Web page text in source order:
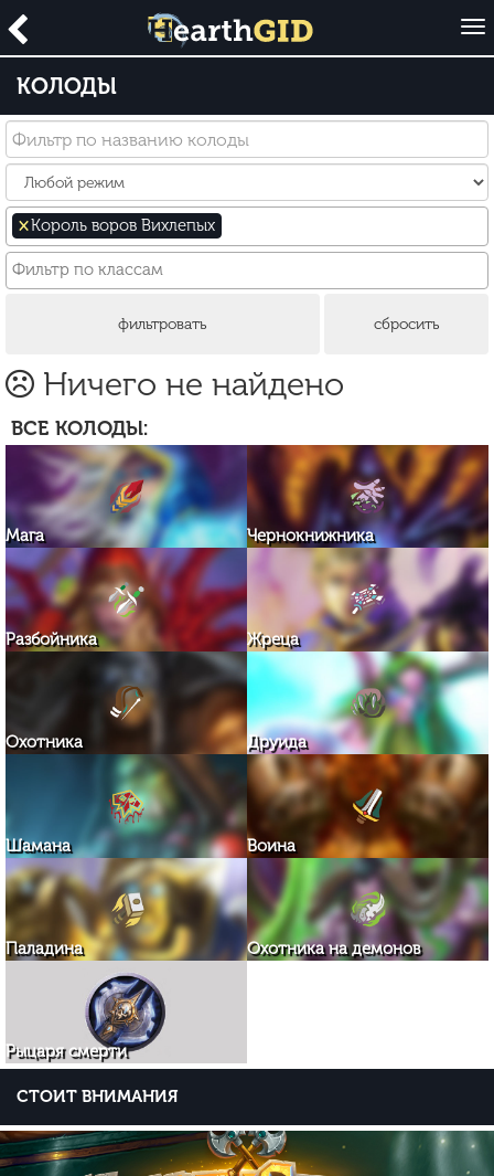
O
p
КОЛОДЫ
×Король воров Вихлепых
Ничего не найдено
ВСЕ КОЛОДЫ:
Мага Чернокнижника
Разбойника Жреца
Охотника Друида
Шамана Воина
Паладина Охотника на демонов
Рыцаря смерти
СТОИТ ВНИМАНИЯ